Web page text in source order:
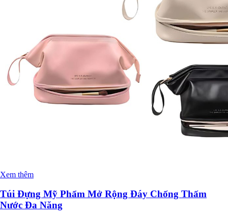
Xem thêm
Túi Đựng Mỹ Phẩm Mở Rộng Đáy Chống Thấm
Nước Đa Năng